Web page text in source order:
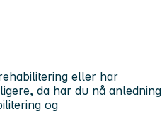
eller har
da har du nå anledning
og